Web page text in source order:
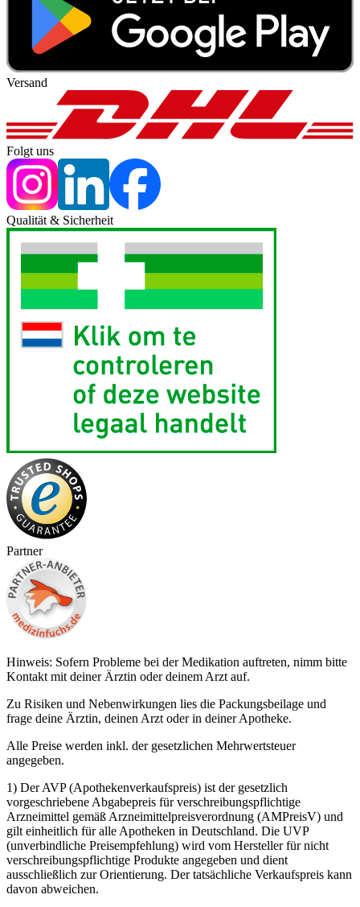
Versand
Folgt uns
Qualität & Sicherheit
Partner
Hinweis: Sofern Probleme bei der Medikation auftreten, nimm bitte
Kontakt mit deiner Ärztin oder deinem Arzt auf.
Zu Risiken und Nebenwirkungen lies die Packungsbeilage und
frage deine Ärztin, deinen Arzt oder in deiner Apotheke.
Alle Preise werden inkl. der gesetzlichen Mehrwertsteuer
angegeben.
1) Der AVP (Apothekenverkaufspreis) ist der gesetzlich
vorgeschriebene Abgabepreis für verschreibungspflichtige
Arzneimittel gemäß Arzneimittelpreisverordnung (AMPreisV) und
gilt einheitlich für alle Apotheken in Deutschland. Die UVP
(unverbindliche Preisempfehlung) wird vom Hersteller für nicht
verschreibungspflichtige Produkte angegeben und dient
ausschließlich zur Orientierung. Der tatsächliche Verkaufspreis kann
davon abweichen.